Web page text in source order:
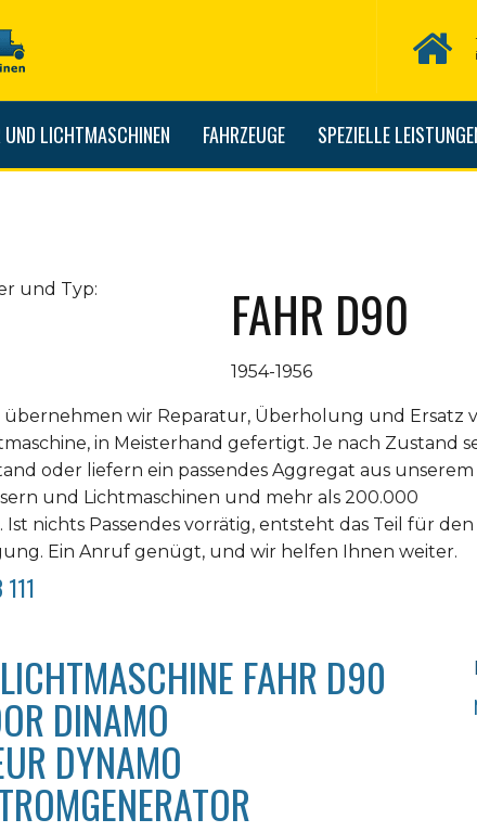
UND LICHTMASCHINEN FAHRZEUGE SPEZIELLE
und Typ: FAHR D90
1954-1956
übernehmen wir Reparatur, Überholung und Ersatz
in Meisterhand gefertigt. Je nach Zustand
oder liefern ein passendes Aggregat aus
und Lichtmaschinen und mehr als 200.000
Ist nichts Passendes vorrätig, entsteht das Teil für
Ein Anruf genügt, und wir helfen Ihnen weiter.
FAHR D90
DINAMO
DYNAMO